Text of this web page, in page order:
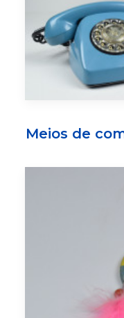
Meios de